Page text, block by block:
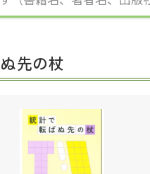
先の杖